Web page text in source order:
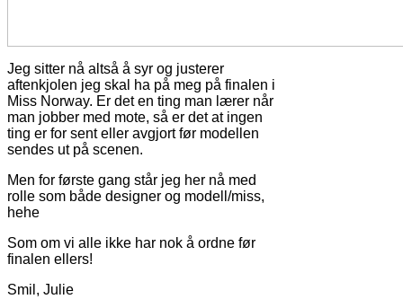
Jeg sitter nå altså å syr og justerer
aftenkjolen jeg skal ha på meg på finalen i
Miss Norway. Er det en ting man lærer når
man jobber med mote, så er det at ingen
ting er for sent eller avgjort før modellen
sendes ut på scenen.
Men for første gang står jeg her nå med
rolle som både designer og modell/miss,
hehe
Som om vi alle ikke har nok å ordne før
finalen ellers!
Smil, Julie